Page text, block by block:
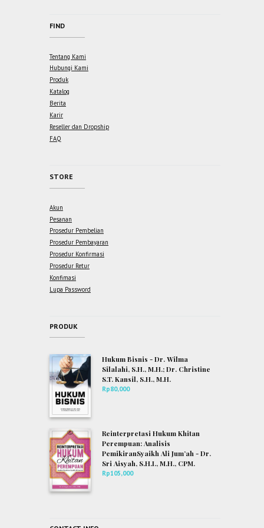
FIND
Tentang Kami
Hubungi Kami
Produk
Katalog
Berita
Karir
Reseller dan Dropship
FAQ
STORE
Akun
Pesanan
Prosedur Pembelian
Prosedur Pembayaran
Prosedur Konfirmasi
Prosedur Retur
Konfimasi
Lupa Password
PRODUK
Hukum Bisnis - Dr. Wilma
Silalahi, S.H., M.H.; Dr. Christine
S.T. Kansil, S.H., M.H.
Rp80,000
Reinterpretasi Hukum Khitan
Perempuan: Analisis
PemikiranSyaikh Ali Jum’ah - Dr.
Sri Aisyah, S.H.I., M.H., CPM.
Rp105,000